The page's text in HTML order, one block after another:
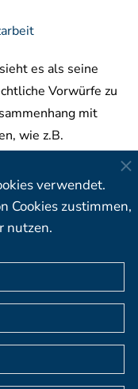
verwendet.
Cookies zustimmen,
nutzen.
es als seine
Vorwürfe zu
mit
wie z.B.
zu
Partnerschaft mbB
∙ Deutschland
23 23 87 19-9 ∙